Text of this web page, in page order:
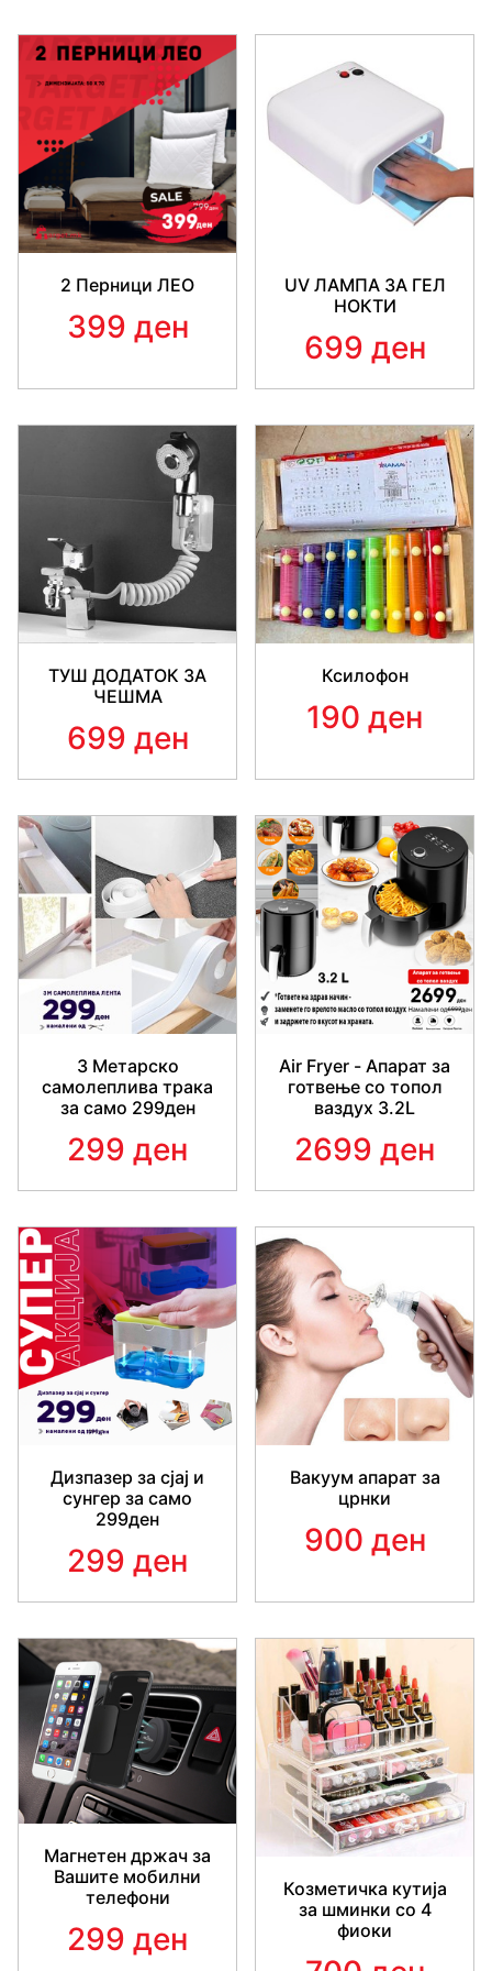
2 Перници ЛЕО
399 ден
UV ЛАМПА ЗА ГЕЛ
НОКТИ
699 ден
ТУШ ДОДАТОК ЗА
ЧЕШМА
699 ден
Ксилофон
190 ден
3 Mетарско
самолеплива трака
за само 299ден
299 ден
Air Fryer - Апарат за
готвење со топол
ваздух 3.2L
2699 ден
Дизпазер за сјај и
сунгер за само
299ден
299 ден
Вакуум апарат за
црнки
900 ден
Магнетен држач за
Вашите мобилни
телефони
299 ден
Козметичка кутија
за шминки со 4
фиоки